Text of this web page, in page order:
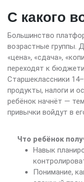
С какого
Большинство
возрастные группы.
«цена», «сдача»,
переходят к
Старшеклассники
продукты, налоги и
ребёнок начнёт —
привычки войдут в
Что ребёнок
Навык
Понимание,